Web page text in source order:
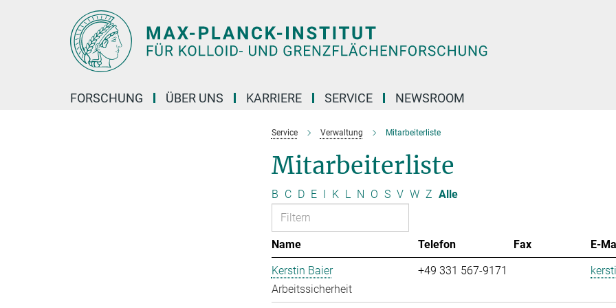
FORSCHUNG ÜBER UNS KARRIERE SERVICE NEWSROOM
Service Verwaltung Mitarbeiterliste
Mitarbeiterliste
B C D E I K L N O S V W Z Alle
Name Telefon Fax
E-
Kerstin Baier
Arbeitssicherheit
+49 331 567-9171